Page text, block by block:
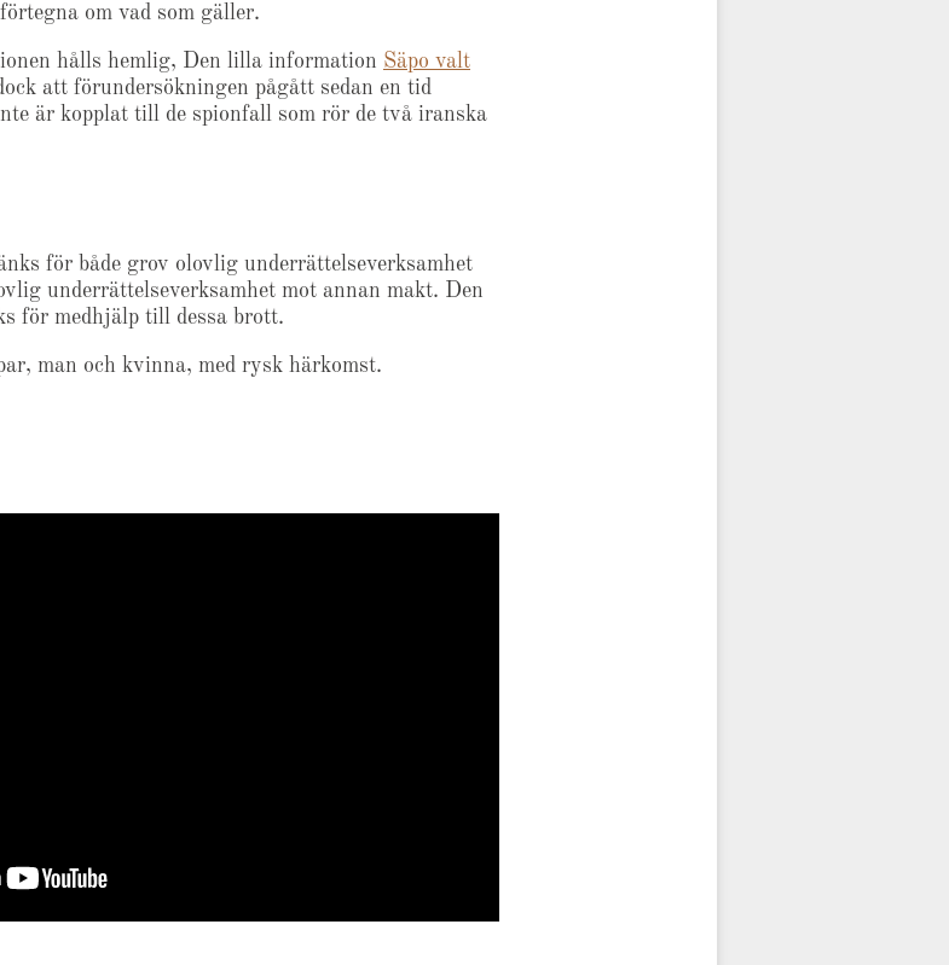
om vad som gäller.
hålls hemlig, Den lilla information Säpo valt
att förundersökningen pågått sedan en tid
är kopplat till de spionfall som rör de två iranska
för både grov olovlig underrättelseverksamhet
underrättelseverksamhet mot annan makt. Den
för medhjälp till dessa brott.
man och kvinna, med rysk härkomst.